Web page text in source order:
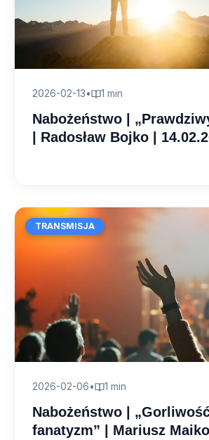
2026-02-13• 1 min
Nabożeństwo |
| Radosław Bojko |
TRANSMISJA
2026-02-06• 1 min
Nabożeństwo |
fanatyzm” | Mariusz